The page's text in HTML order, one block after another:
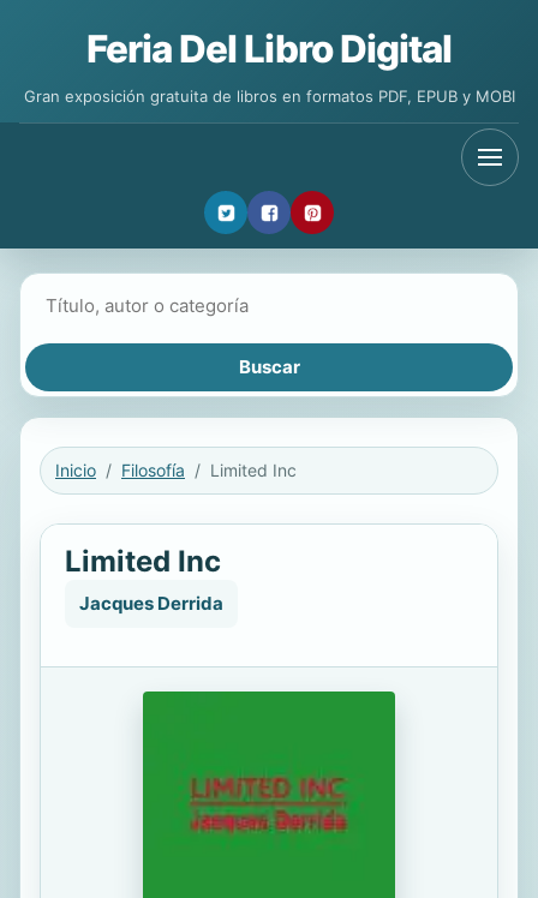
Feria Del Libro Digital
Gran exposición gratuita de libros en formatos PDF, EPUB y MOBI
Inicio Filosofía Limited Inc
Limited Inc
Jacques Derrida